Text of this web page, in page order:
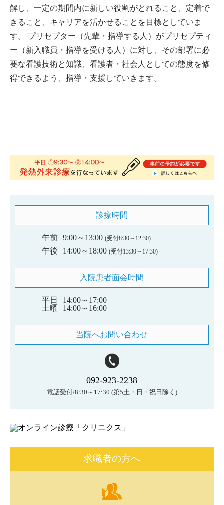
解し、一定の期間内に新しい役割がとれること、定着で
きること、キャリアを活かせることを目標としていま
す。 プリセプター（先輩・指導する人）がプリセプティ
ー（新入職員・指導を受ける人）に対し、その部署に必
要な看護技術と知識、看護者・社会人としての態度を修
得できるよう、指導・支援していきます。
診療時間
午前 9:00～13:00 (受付8:30～12:30)
午後 14:00～18:00 (受付13:30～17:30)
入院患者面会時間
平日
14:00～17:00
土曜
14:00～16:00
当院へお問い合わせ
092-923-2238
電話受付/8:30～17:30 (第5土・日・祝日除く)
求職者の方へ